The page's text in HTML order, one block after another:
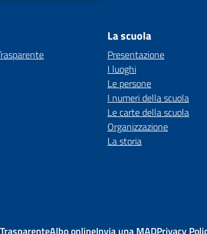
La scuola
Presentazione
I luoghi
Le persone
I numeri della scuola
Le carte della scuola
Organizzazione
La storia
Albo onlineInvia una MADPrivacy